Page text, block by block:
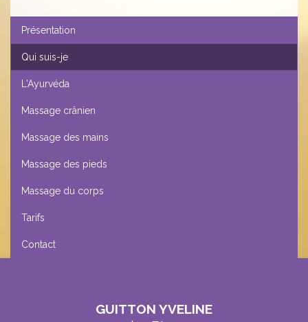
Présentation
Qui suis-je
L'Ayurvéda
Massage crânien
Massage des mains
Massage des pieds
Massage du corps
Tarifs
Contact
GUITTON YVELINE